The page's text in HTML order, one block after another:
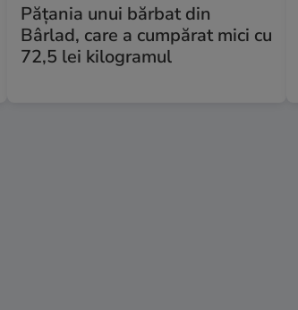
Pățania unui bărbat din
Bârlad, care a cumpărat mici cu
72,5 lei kilogramul